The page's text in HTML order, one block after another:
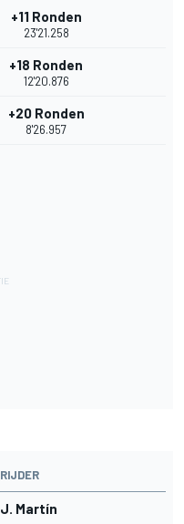
+11 Ronden
23'21.258
+18 Ronden
12'20.876
+20 Ronden
8'26.957
RIJDER
J. Martín